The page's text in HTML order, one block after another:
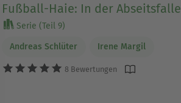
Fußball-Haie: In der Abseitsfalle
Serie (Teil 9)
Andreas Schlüter Irene Margil
8 Bewertungen